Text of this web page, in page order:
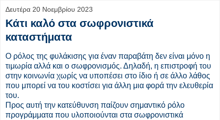
Δευτέρα 20 Νοεμβρίου 2023
Κάτι καλό στα σωφρονιστικά
καταστήματα
Ο ρόλος της φυλάκισης για έναν παραβάτη δεν είναι μόνο η
τιμωρία αλλά και ο σωφρονισμός. Δηλαδή, η επιστροφή του
στην κοινωνία χωρίς να υποπέσει στο ίδιο ή σε άλλο λάθος
που μπορεί να του κοστίσει για άλλη μια φορά την ελευθερία
του.
Προς αυτή την κατεύθυνση παίζουν σημαντικό ρόλο
προγράμματα που υλοποιούνται στα σωφρονιστικά